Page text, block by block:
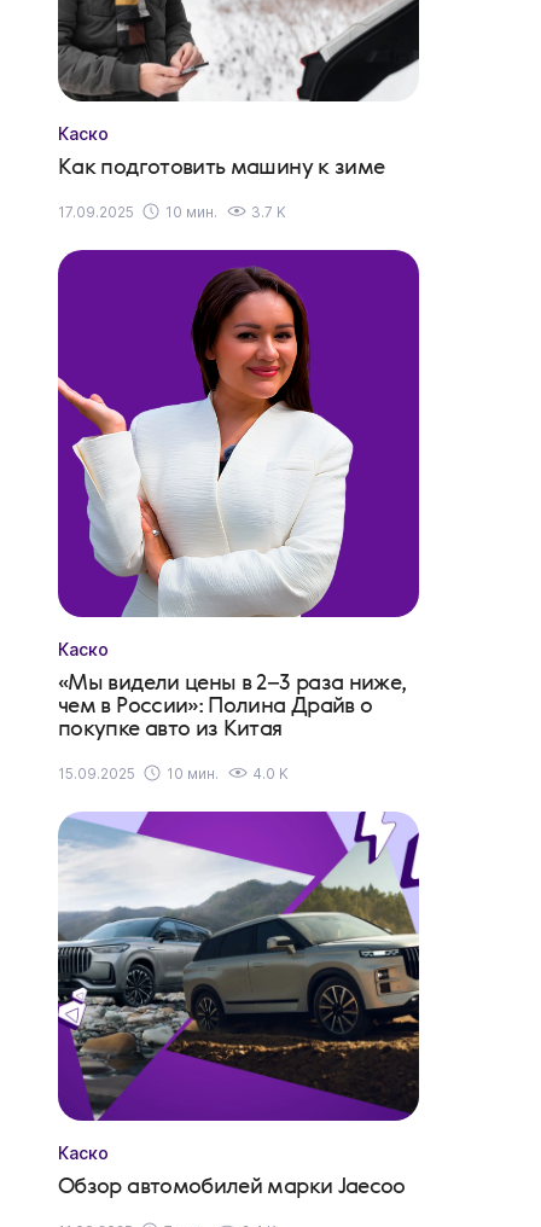
Каско
Как подготовить машину к зиме
17.09.2025 10 мин. 3.7 K
Каско
«Мы видели цены в 2–3 раза ниже,
чем в России»: Полина Драйв о
покупке авто из Китая
15.09.2025 10 мин. 4.0 K
Каско
Обзор автомобилей марки Jaecoo